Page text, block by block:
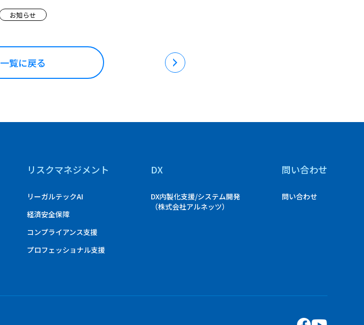
お知らせ
一覧に戻る
リスクマネジメント
リーガルテックAI
経済安全保障
コンプライアンス支援
プロフェッショナル支援
DX
DX内製化支援/システム開発
（株式会社アルネッツ）
問い合わせ
問い合わせ